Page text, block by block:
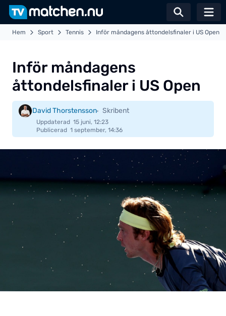
Växla
Hem Sport Tennis Inför måndagens åttondelsfinaler i US Open
Inför måndagens
åttondelsfinaler i US Open
David Thorstensson Skribent
Uppdaterad 15 juni, 12:23
Publicerad 1 september, 14:36